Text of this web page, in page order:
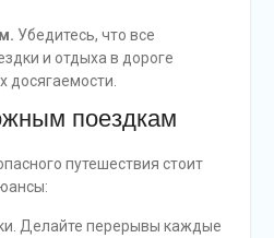
Убедитесь, что все
и отдыха в дороге
досягаемости.
поездкам
путешествия стоит
Делайте перерывы каждые